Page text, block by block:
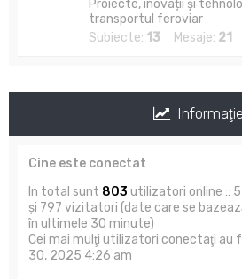
Proiecte, inovații și
transportul feroviar
Subiecte: 13 Mesaje: 21
Informaţie
Cine este conectat
In total sunt 803 utilizatori online ::
și 797 vizitatori (date care se
în ultimele 30 minute)
Cei mai mulţi utilizatori conectaţi au
30, 2025 4:26 am